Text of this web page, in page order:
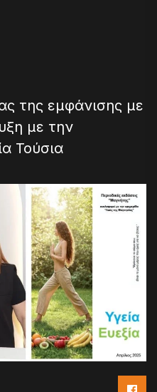
της εμφάνισης με
με την
Τούσια